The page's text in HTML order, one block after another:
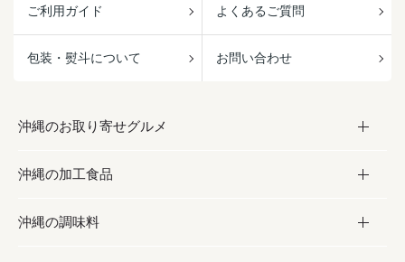
ご利用ガイド よくあるご質問
包装・熨斗について お問い合わせ
沖縄のお取り寄せグルメ
お取り寄せグルメ
フルーツ・野菜
沖縄の加工食品
加工食品
沖縄の調味料